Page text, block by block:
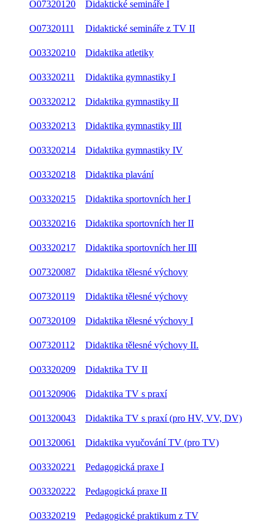
O07320120 Didaktické semináře I
O07320111 Didaktické semináře z TV II
O03320210 Didaktika atletiky
O03320211 Didaktika gymnastiky I
O03320212 Didaktika gymnastiky II
O03320213 Didaktika gymnastiky III
O03320214 Didaktika gymnastiky IV
O03320218 Didaktika plavání
O03320215 Didaktika sportovních her I
O03320216 Didaktika sportovních her II
O03320217 Didaktika sportovních her III
O07320087 Didaktika tělesné výchovy
O07320119 Didaktika tělesné výchovy
O07320109 Didaktika tělesné výchovy I
O07320112 Didaktika tělesné výchovy II.
O03320209 Didaktika TV II
O01320906 Didaktika TV s praxí
O01320043 Didaktika TV s praxí (pro HV, VV, DV)
O01320061 Didaktika vyučování TV (pro TV)
O03320221 Pedagogická praxe I
O03320222 Pedagogická praxe II
O03320219 Pedagogické praktikum z TV